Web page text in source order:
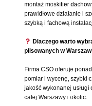
montaż moskitier
prawidłowe działanie i
szybką i fachową
Dlaczego warto
plisowanych w
Firma CSO oferuje
pomiar i wycenę, szybki
jakość wykonanej usługi
całej Warszawy i okolic.